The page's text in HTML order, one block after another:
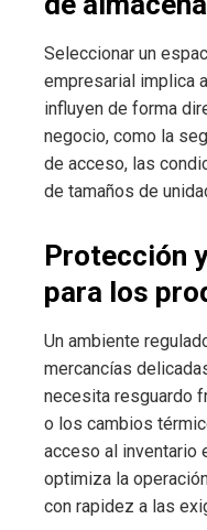
Seleccionar un
empresarial implica
influyen de forma
negocio, como la
de acceso, las
de tamaños de
Protección
para los
Un ambiente
mercancías
necesita resguardo
o los cambios
acceso al inventario
optimiza la
con rapidez a las